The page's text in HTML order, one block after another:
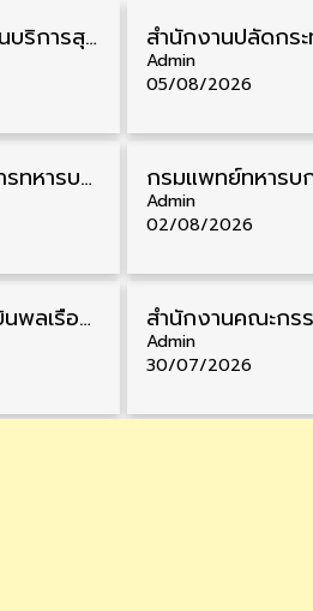
กรมสนับสนุนบริการสุขภาพ รับสมัครคัดเลือกพนักงานราชการ วุฒิ ปวส./ป.ตรี 13 อัตรา รับสมัคร 11 – 20 สิงหาคม
Admin
05/08/2026
กรมพลาธิการทหารบก รับสมัครพนักงานราชการ วุฒิ ม.3/ม.6/ปวช. 66 อัตรา รับสมัคร 10 – 17 สิงหาคม
Admin
02/08/2026
สถาบันการบินพลเรือน รับสมัครคัดเลือกเป็นพนักงาน วุฒิ ป.ตรี/ป.โท/ป.เอก 11 อัตรา รับสมัคร 27 กรกฎาคม – 10 สิงหาคม
Admin
30/07/2026